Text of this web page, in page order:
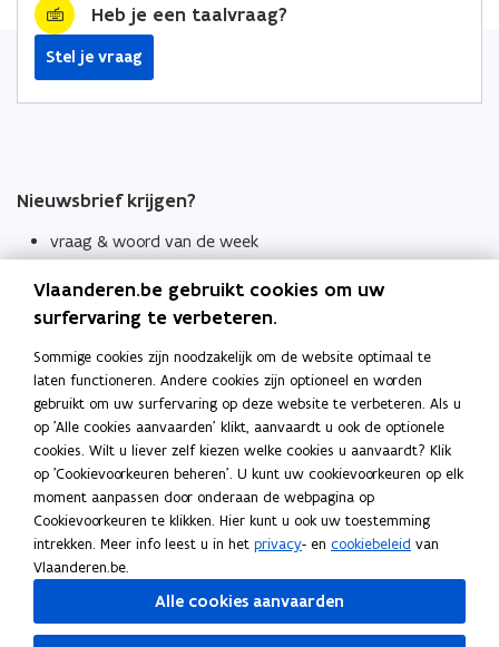
Heb je een taalvraag?
Stel je vraag
Nieuwsbrief krijgen?
vraag & woord van de week
Schrijf je in
Thema's
Taaladviezen
Spellingregels
Tips voor duidelijke taal
Bekijk ook
Spellingtests
Boek- en webwijzer
Vlaanderen.be gebruikt cookies om uw
surfervaring te verbeteren.
Sommige cookies zijn noodzakelijk om de website optimaal te
laten functioneren. Andere cookies zijn optioneel en worden
gebruikt om uw surfervaring op deze website te verbeteren. Als u
op 'Alle cookies aanvaarden' klikt, aanvaardt u ook de optionele
cookies. Wilt u liever zelf kiezen welke cookies u aanvaardt? Klik
op 'Cookievoorkeuren beheren'. U kunt uw cookievoorkeuren op elk
moment aanpassen door onderaan de webpagina op
Cookievoorkeuren te klikken. Hier kunt u ook uw toestemming
intrekken. Meer info leest u in het privacy- en cookiebeleid van
Vlaanderen.be.
Alle cookies aanvaarden